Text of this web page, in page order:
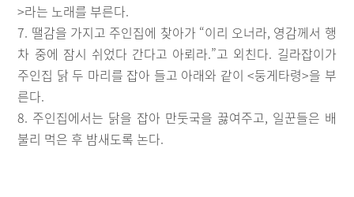
>라는 노래를 부른다.
7. 땔감을 가지고 주인집에 찾아가 “이리 오너라, 영감께서 행
차 중에 잠시 쉬었다 간다고 아뢰라.”고 외친다. 길라잡이가
주인집 닭 두 마리를 잡아 들고 아래와 같이 <둥게타령>을 부
른다.
8. 주인집에서는 닭을 잡아 만둣국을 끓여주고, 일꾼들은 배
불리 먹은 후 밤새도록 논다.